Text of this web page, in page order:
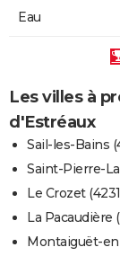
Eau
Les villes à
d'Estréaux
Sail-les-Bains
Saint-Pierre-
Le Crozet
La Pacaudière
Montaiguët-